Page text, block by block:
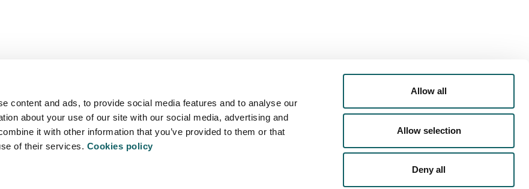
content and ads, to provide social media features and to analyse our
about your use of our site with our social media, advertising and
it with other information that you’ve provided to them or that
of their services. Cookies policy
Allow all
Allow selection
Deny all
ALOJARSEEN LA UNIVERSIDAD